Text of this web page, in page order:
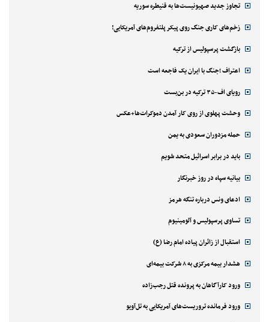
تجاوز جدید صهیونیست‌ها به قنیطره سوریه
زخم‌های کاری جنگ روی پیکر پلتفروم‌های آمریکایی!
بازگشت پرسپولیس از ترکیه
اعتراف ؛جنگ با ایران یک فاجعه است
رویای اف-۳۵ ترکیه در بن‌بست
وحشت پهلوی از روی کار آمدن دموکرات‌ها+عکس
حمله مزدوران سعودی به یمن
باید در برابر اسرائیل متحد شویم
بیانیه سپاه در روز خبرنگار
ادعای ونس درباره تنگه هرمز
تساوی پرسپولیس و آلومینیوم
استقبال از زائران پیاده امام رضا (ع)
هشدار بیمه مرکزی به ۸ شرکت بیمه‌ای
ورود کارآگاهان به پرونده قتل رجب‌زاده
ورود فرمانده تروریست‌های آمریکایی به تل‌آویو